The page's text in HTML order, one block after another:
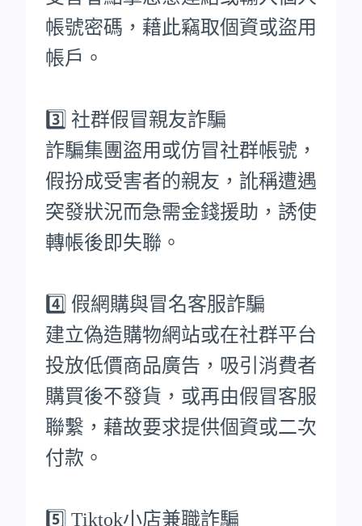
帳號密碼，藉此竊取個資或盜用
帳戶。
3️⃣ 社群假冒親友詐騙
詐騙集團盜用或仿冒社群帳號，
假扮成受害者的親友，訛稱遭遇
突發狀況而急需金錢援助，誘使
轉帳後即失聯。
4️⃣ 假網購與冒名客服詐騙
建立偽造購物網站或在社群平台
投放低價商品廣告，吸引消費者
購買後不發貨，或再由假冒客服
聯繫，藉故要求提供個資或二次
付款。
5️⃣ Tiktok小店兼職詐騙